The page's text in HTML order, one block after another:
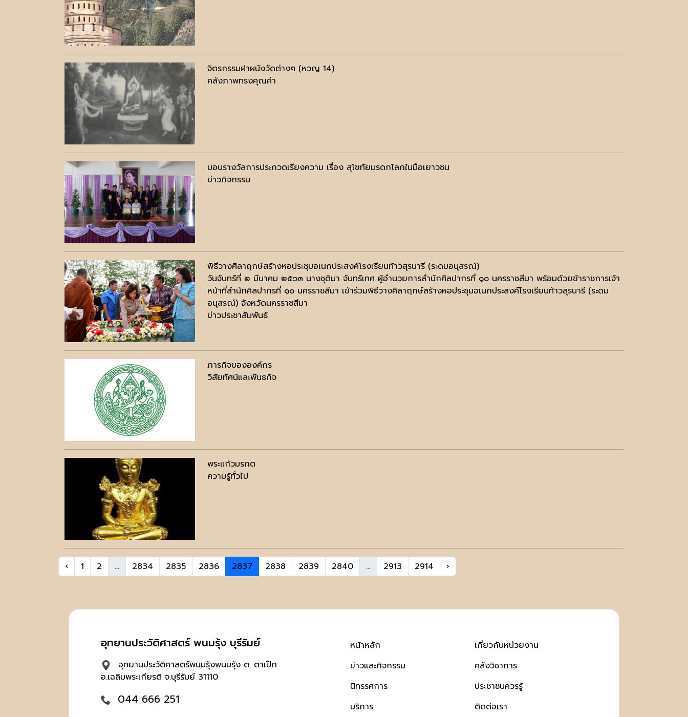
จิตรกรรมฝาผนังวัดต่างๆ (หวญ 14)
คลังภาพทรงคุณค่า
มอบรางวัลการประกวดเรียงความ เรื่อง สุโขทัยมรดกโลกในมือเยาวชน
ข่าวกิจกรรม
พิธีวางศิลาฤกษ์สร้างหอประชุมอเนกประสงค์โรงเรียนท้าวสุรนารี (ระดมอนุสรณ์)
วันจันทร์ที่ ๒ มีนาคม ๒๕๖๓ นางชุติมา จันทร์เทศ ผู้อำนวยการสำนักศิลปากรที่ ๑๐ นครราชสีมา พร้อมด้วยข้าราชการเจ้า
หน้าที่สำนักศิลปากรที่ ๑๐ นครราชสีมา เข้าร่วมพิธีวางศิลาฤกษ์สร้างหอประชุมอเนกประสงค์โรงเรียนท้าวสุรนารี (ระดม
อนุสรณ์) จังหวัดนครราชสีมา
ข่าวประชาสัมพันธ์
ภารกิจขององค์กร
วิสัยทัศน์และพันธกิจ
พระแก้วมรกต
ความรู้ทั่วไป
‹ 1 2 ... 2834 2835 2836 2837 2838 2839 2840 ... 2913 2914 ›
อุทยานประวัติศาสตร์ พนมรุ้ง บุรีรัมย์
อุทยานประวัติศาสตร์พนมรุ้งพนมรุ้ง ต. ตาเป๊ก
อ.เฉลิมพระเกียรติ จ.บุรีรัมย์ 31110
044 666 251
หน้าหลัก
ข่าวและกิจกรรม
นิทรรศการ
บริการ
เกี่ยวกับหน่วยงาน
คลังวิชาการ
ประชาชนควรรู้
ติดต่อเรา